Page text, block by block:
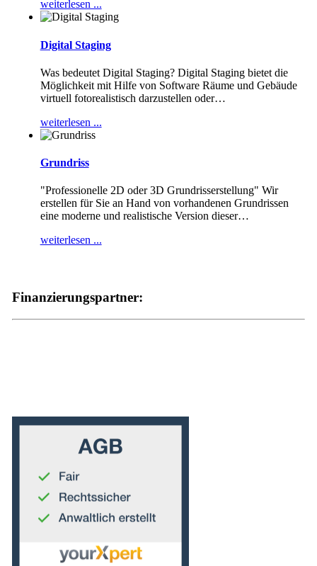
weiterlesen ...
Digital Staging
Was bedeutet Digital Staging? Digital Staging bietet die
Möglichkeit mit Hilfe von Software Räume und Gebäude
virtuell fotorealistisch darzustellen oder…
weiterlesen ...
Grundriss
"Professionelle 2D oder 3D Grundrisserstellung" Wir
erstellen für Sie an Hand von vorhandenen Grundrissen
eine moderne und realistische Version dieser…
weiterlesen ...
Finanzierungspartner: